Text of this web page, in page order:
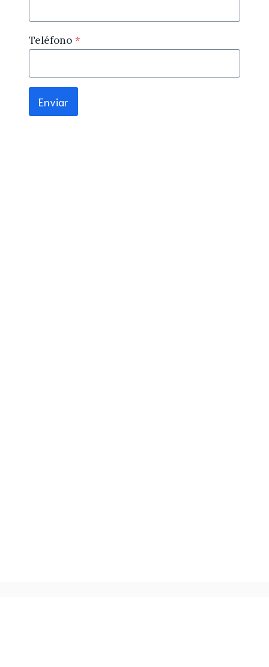
Teléfono *
Enviar